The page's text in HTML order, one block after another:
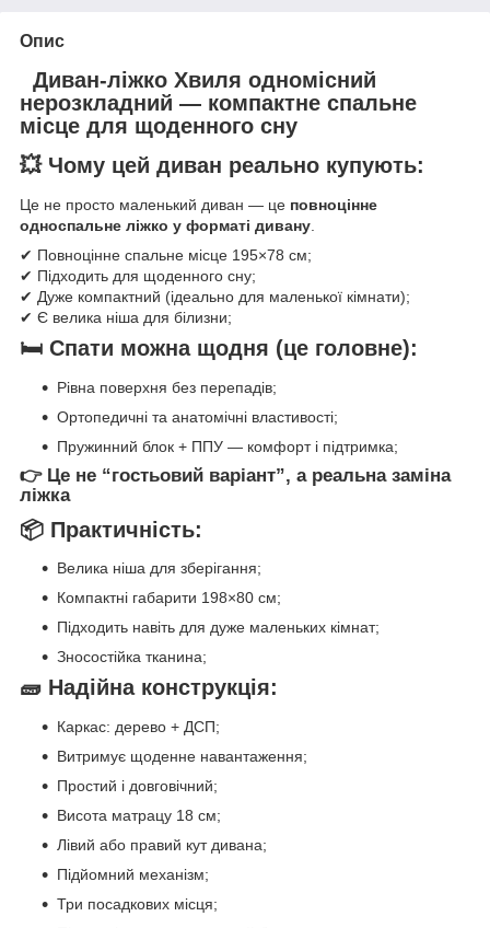
Опис
Диван-ліжко Хвиля одномісний
нерозкладний — компактне спальне
місце для щоденного сну
💥 Чому цей диван реально купують:
Це не просто маленький диван — це повноцінне
односпальне ліжко у форматі дивану
✔ Повноцінне спальне місце 195×78 см;
✔ Підходить для щоденного сну;
✔ Дуже компактний (ідеально для маленької кімнати);
✔ Є велика ніша для білизни;
🛏️ Спати можна щодня (це головне):
Рівна поверхня без перепадів;
Ортопедичні та анатомічні властивості;
Пружинний блок + ППУ — комфорт і підтримка;
👉 Це не “гостьовий варіант”, а реальна заміна
ліжка
📦 Практичність:
Велика ніша для зберігання;
Компактні габарити 198×80 см;
Підходить навіть для дуже маленьких кімнат;
Зносостійка тканина;
🧱 Надійна конструкція:
Каркас: дерево + ДСП;
Витримує щоденне навантаження;
Простий і довговічний;
Висота матрацу 18 см;
Лівий або правий кут дивана;
Підйомний механізм;
Три посадкових місця;